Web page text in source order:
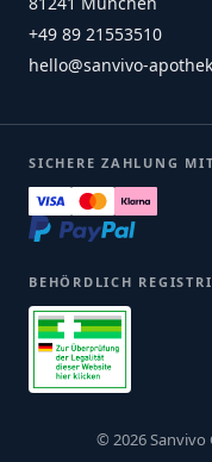
+49 89 21553510
hello@sanvivo-
SICHERE ZAHLUNG MIT
BEHÖRDLICH
© 2026 Sanvivo